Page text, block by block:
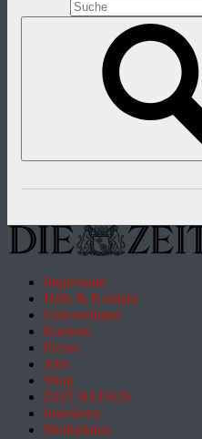
Impressum
Hilfe & Kontakt
Unternehmen
Karriere
Presse
Jobs
Shop
ZEIT REISEN
Inserieren
Mediadaten